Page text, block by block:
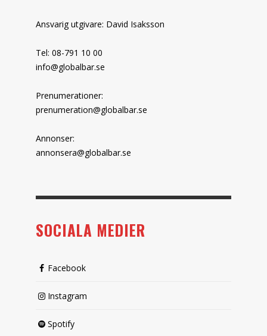
Ansvarig utgivare: David Isaksson
Tel: 08-791 10 00
info@globalbar.se
Prenumerationer:
prenumeration@globalbar.se
Annonser:
annonsera@globalbar.se
SOCIALA MEDIER
Facebook
Instagram
Spotify